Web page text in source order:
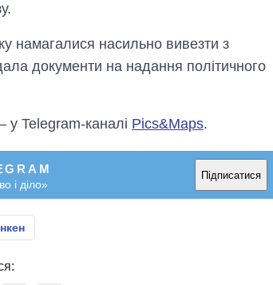
намагалися насильно вивезти з
документи на надання політичного
у Telegram-каналі Pics&Maps.
і діло»
Підписатися
великої війни